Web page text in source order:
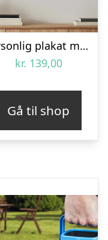
Personlig plakat med bykort
kr. 139,00
Gå til shop